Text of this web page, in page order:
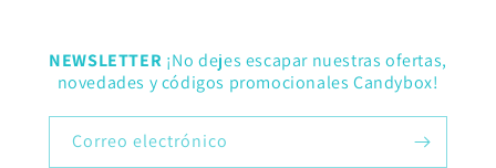
NEWSLETTER ¡No dejes escapar nuestras ofertas,
novedades y códigos promocionales Candybox!
Correo electrónico